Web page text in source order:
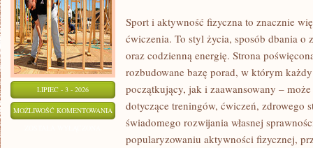
LIPIEC - 3 - 2026
MOŻLIWOŚĆ KOMENTOWANIA LIFESTYLE
INSPIRACJE
Sport i aktywność fizyczna to znacznie
ćwiczenia. To styl życia, sposób dbania o
oraz codzienną energię. Strona
rozbudowane bazę porad, w którym
początkujący, jak i zaawansowany –
dotyczące treningów, ćwiczeń, zdrowego
świadomego rozwijania własnej
popularyzowaniu aktywności fizycznej,